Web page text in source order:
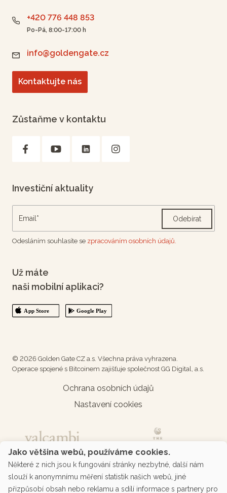
+420 776 448 853
Po-Pá, 8:00-17:00 h
info@goldengate.cz
Kontaktujte nás
Zůstaňme v kontaktu
Investiční aktuality
Odebírat
Odesláním souhlasíte se zpracováním osobních údajů.
Už máte
naši mobilní aplikaci?
© 2026 Golden Gate CZ a.s. Všechna práva vyhrazena.
Operace spojené s Bitcoinem zajišťuje společnost GG Digital, a.s.
Ochrana osobních údajů
Nastavení cookies
Jako většina webů, používáme cookies.
Některé z nich jsou k fungování stránky nezbytné, další nám
slouží k anonymnímu měření statistik našich webů, jiné
přizpůsobí obsah nebo reklamu a sdílí informace s partnery pro